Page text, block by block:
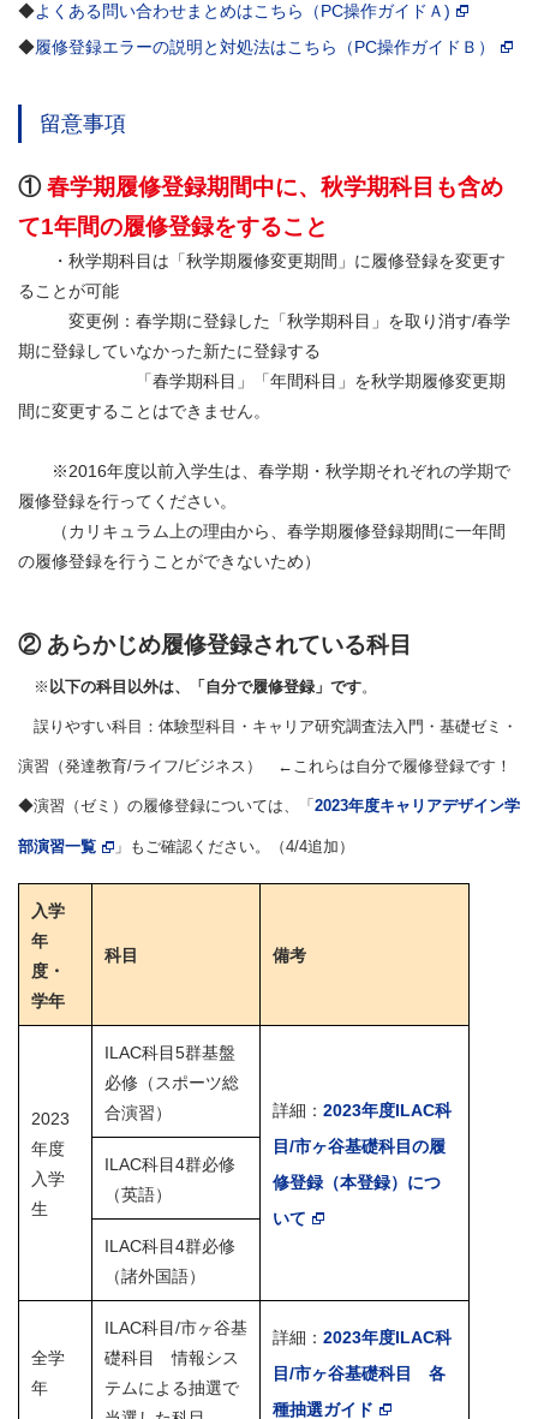
◆よくある問い合わせまとめはこちら（PC操作ガイドＡ)
◆履修登録エラーの説明と対処法はこちら（PC操作ガイドＢ）
留意事項
①春学期履修登録期間中に、秋学期科目も含め
て1年間の履修登録をすること
・秋学期科目は「秋学期履修変更期間」に履修登録を変更す
ることが可能
変更例：春学期に登録した「秋学期科目」を取り消す/春学
期に登録していなかった新たに登録する
「春学期科目」「年間科目」を秋学期履修変更期
間に変更することはできません。
※2016年度以前入学生は、春学期・秋学期それぞれの学期で
履修登録を行ってください。
（カリキュラム上の理由から、春学期履修登録期間に一年間
の履修登録を行うことができないため）
② あらかじめ履修登録されている科目
※ 以下の科目以外は、「自分で履修登録」です。
誤りやすい科目：体験型科目・キャリア研究調査法入門・基礎ゼミ・
演習（発達教育/ライフ/ビジネス） ←これらは自分で履修登録です！
◆演習（ゼミ）の履修登録については、「 2023年度キャリアデザイン学
部演習一覧 」もご確認ください。（4/4追加）
入学
年
度・
学年
科目 備考
2023
年度
入学
生
ILAC科目5群基盤
必修（スポーツ総
合演習）
詳細： 2023年度ILAC科
目/市ヶ谷基礎科目の履
修登録（本登録）につ
いて
ILAC科目4群必修
（英語）
ILAC科目4群必修
（諸外国語）
全学
年
ILAC科目/市ヶ谷基
礎科目 情報シス
テムによる抽選で
詳細： 2023年度ILAC科
目/市ヶ谷基礎科目 各
種抽選ガイド